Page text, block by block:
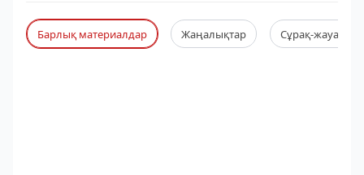
Барлық материалдар Жаңалықтар Сұрақ-жауап